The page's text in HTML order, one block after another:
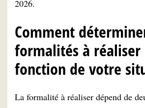
2026.
Comment
formalités à réaliser
fonction de votre
La formalité à réaliser dépend de